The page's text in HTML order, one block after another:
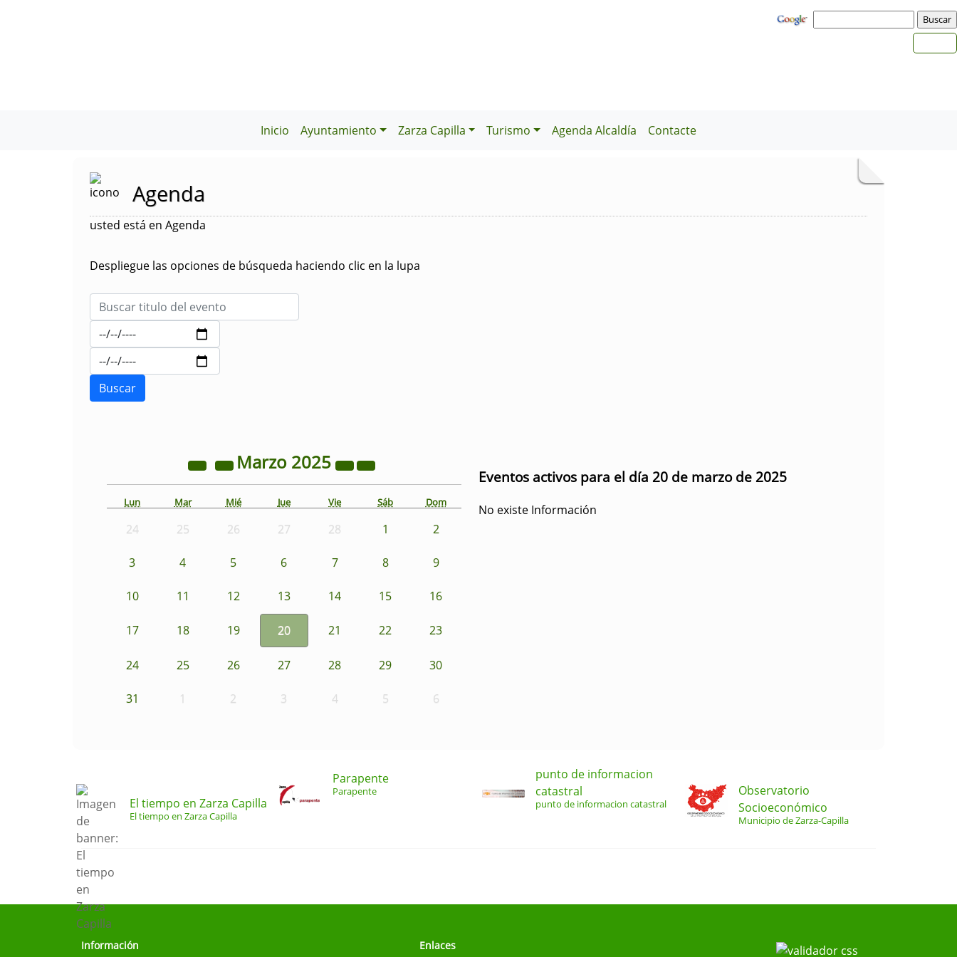
Inicio Ayuntamiento Zarza Capilla Turismo Agenda Alcaldía Contacte
Agenda
usted está en Agenda
Despliegue las opciones de búsqueda haciendo clic en la lupa
Marzo 2025
Lun Mar Mié Jue Vie Sáb Dom
24 25 26 27 28 1 2
3 4 5 6 7 8 9
10 11 12 13 14 15 16
17 18 19 20 21 22 23
24 25 26 27 28 29 30
31 1 2 3 4 5 6
Eventos activos para el día 20 de marzo de 2025
No existe Información
El tiempo en Zarza Capilla
El tiempo en Zarza Capilla
Parapente
Parapente
punto de informacion
catastral
punto de informacion catastral
Observatorio
Socioeconómico
Municipio de Zarza-Capilla
Información Enlaces